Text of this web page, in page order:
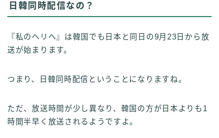
日韓同時配信なの？
『私のヘリへ』は韓国でも日本と同日の9月23日から放
送が始まります。
つまり、日韓同時配信ということになりますね。
ただ、放送時間が少し異なり、韓国の方が日本よりも1
時間半早く放送されるようですよ。